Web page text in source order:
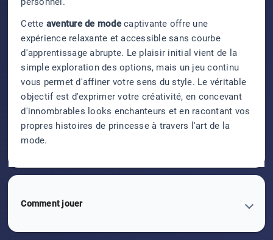
Cette aventure de modecaptivante offre une
expérience relaxante et accessible sans courbe
d'apprentissage abrupte. Le plaisir initial vient de la
simple exploration des options, mais un jeu continu
vous permet d'affiner votre sens du style. Le véritable
objectif est d'exprimer votre créativité, en concevant
d'innombrables looks enchanteurs et en racontant vos
propres histoires de princesse à travers l'art de la
mode.
Comment jouer